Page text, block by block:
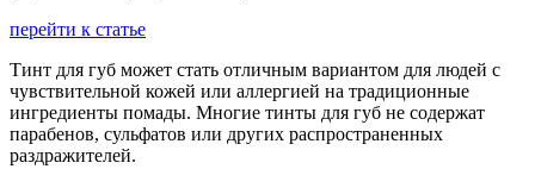
перейти к статье
Тинт для губ может стать отличным вариантом для людей с
чувствительной кожей или аллергией на традиционные
ингредиенты помады. Многие тинты для губ не содержат
парабенов, сульфатов или других распространенных
раздражителей.